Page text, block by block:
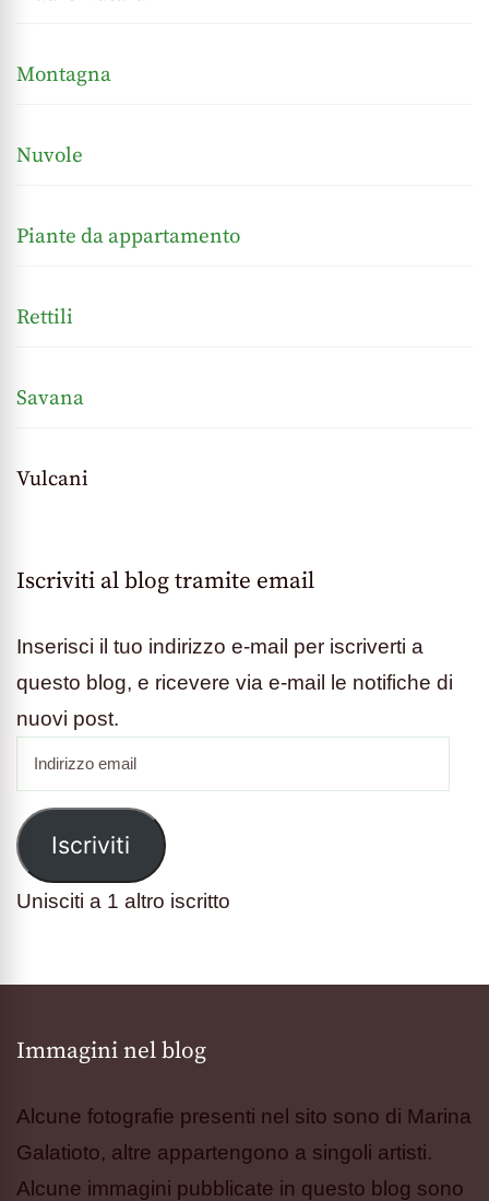
Montagna
Nuvole
Piante da appartamento
Rettili
Savana
Vulcani
Iscriviti al blog tramite email
Inserisci il tuo indirizzo e-mail per iscriverti a
questo blog, e ricevere via e-mail le notifiche di
nuovi post.
email
Iscriviti
Unisciti a 1 altro iscritto
Immagini nel blog
Alcune fotografie presenti nel sito sono di Marina
Galatioto, altre appartengono a singoli artisti.
Alcune immagini pubblicate in questo blog sono